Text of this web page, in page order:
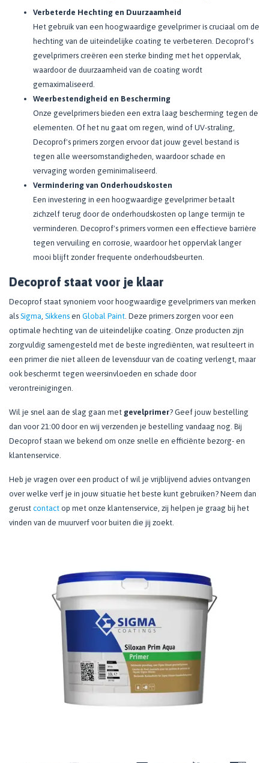
Verbeterde Hechting en Duurzaamheid
Het gebruik van een hoogwaardige gevelprimer is cruciaal om de
hechting van de uiteindelijke coating te verbeteren. Decoprof's
gevelprimers creëren een sterke binding met het oppervlak,
waardoor de duurzaamheid van de coating wordt
gemaximaliseerd.
Weerbestendigheid en Bescherming
Onze gevelprimers bieden een extra laag bescherming tegen de
elementen. Of het nu gaat om regen, wind of UV-straling,
Decoprof's primers zorgen ervoor dat jouw gevel bestand is
tegen alle weersomstandigheden, waardoor schade en
vervaging worden geminimaliseerd.
Vermindering van Onderhoudskosten
Een investering in een hoogwaardige gevelprimer betaalt
zichzelf terug door de onderhoudskosten op lange termijn te
verminderen. Decoprof's primers vormen een effectieve barrière
tegen vervuiling en corrosie, waardoor het oppervlak langer
mooi blijft zonder frequente onderhoudsbeurten.
Decoprof staat voor je klaar
Decoprof staat synoniem voor hoogwaardige gevelprimers van merken
als Sigma, Sikkens en Global Paint. Deze primers zorgen voor een
optimale hechting van de uiteindelijke coating. Onze producten zijn
zorgvuldig samengesteld met de beste ingrediënten, wat resulteert in
een primer die niet alleen de levensduur van de coating verlengt, maar
ook beschermt tegen weersinvloeden en schade door
verontreinigingen.
Wil je snel aan de slag gaan met gevelprimer? Geef jouw bestelling
dan voor 21:00 door en wij verzenden je bestelling vandaag nog. Bij
Decoprof staan we bekend om onze snelle en efficiënte bezorg- en
klantenservice.
Heb je vragen over een product of wil je vrijblijvend advies ontvangen
over welke verf je in jouw situatie het beste kunt gebruiken? Neem dan
gerust contact op met onze klantenservice, zij helpen je graag bij het
vinden van de muurverf voor buiten die jij zoekt.